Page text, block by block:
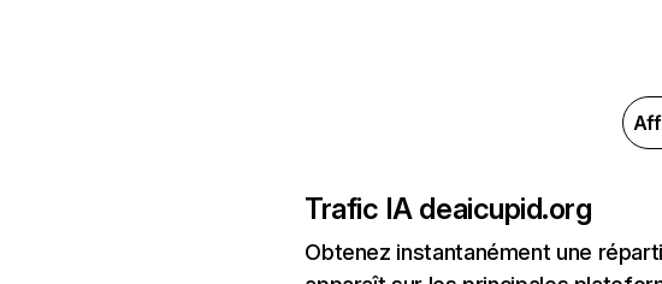
Trafic IA deaicupid.org
Obtenez instantanément une